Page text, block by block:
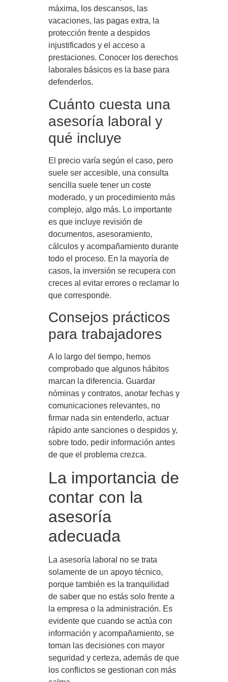
máxima, los descansos, las
vacaciones, las pagas extra, la
protección frente a despidos
injustificados y el acceso a
prestaciones. Conocer los derechos
laborales básicos es la base para
defenderlos.
Cuánto cuesta una
asesoría laboral y
qué incluye
El precio varía según el caso, pero
suele ser accesible, una consulta
sencilla suele tener un coste
moderado, y un procedimiento más
complejo, algo más. Lo importante
es que incluye revisión de
documentos, asesoramiento,
cálculos y acompañamiento durante
todo el proceso. En la mayoría de
casos, la inversión se recupera con
creces al evitar errores o reclamar lo
que corresponde.
Consejos prácticos
para trabajadores
A lo largo del tiempo, hemos
comprobado que algunos hábitos
marcan la diferencia. Guardar
nóminas y contratos, anotar fechas y
comunicaciones relevantes, no
firmar nada sin entenderlo, actuar
rápido ante sanciones o despidos y,
sobre todo, pedir información antes
de que el problema crezca.
La importancia de
contar con la
asesoría
adecuada
La asesoría laboral no se trata
solamente de un apoyo técnico,
porque también es la tranquilidad
de saber que no estás solo frente a
la empresa o la administración. Es
evidente que cuando se actúa con
información y acompañamiento, se
toman las decisiones con mayor
seguridad y certeza, además de que
los conflictos se gestionan con más